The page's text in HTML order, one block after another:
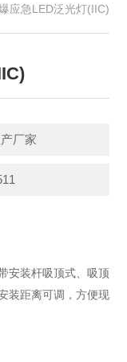
应急LED泛光灯(IIC)
厂家
安装杆吸顶式、吸顶
装距离可调，方便现